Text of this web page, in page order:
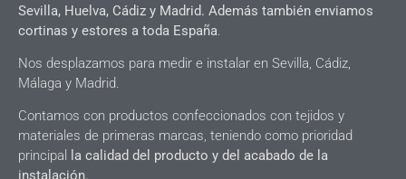
Sevilla, Huelva, Cádiz y Madrid. Además también enviamos
cortinas y estores a toda España
Nos desplazamos para medir e instalar en Sevilla, Cádiz,
Málaga y Madrid.
Contamos con productos confeccionados con tejidos y
materiales de primeras marcas, teniendo como prioridad
principal
la calidad del producto y del acabado de la
instalación.